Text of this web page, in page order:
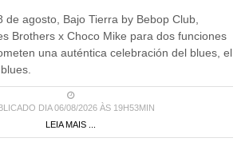
de agosto, Bajo Tierra by Bebop Club,
Brothers x Choco Mike para dos funciones
una auténtica celebración del blues, el
DIA 06/08/2026 ÀS 19H53MIN
LEIA MAIS ...